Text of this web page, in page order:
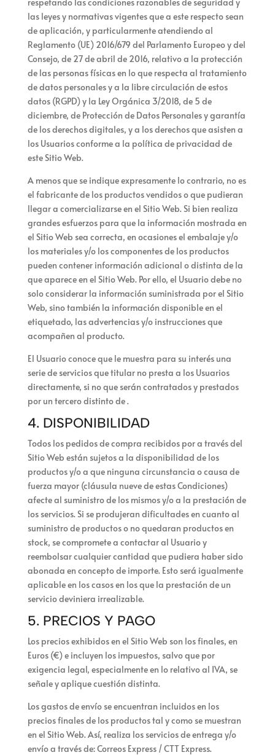
las leyes y normativas vigentes que a este respecto sean
de aplicación, y particularmente atendiendo al
Reglamento (UE) 2016/679 del Parlamento Europeo y del
Consejo, de 27 de abril de 2016, relativo a la protección
de las personas físicas en lo que respecta al tratamiento
de datos personales y a la libre circulación de estos
datos (RGPD) y la Ley Orgánica 3/2018, de 5 de
diciembre, de Protección de Datos Personales y garantía
de los derechos digitales, y a los derechos que asisten a
los Usuarios conforme a la política de privacidad de
este Sitio Web.
A menos que se indique expresamente lo contrario, no es
el fabricante de los productos vendidos o que pudieran
llegar a comercializarse en el Sitio Web. Si bien realiza
grandes esfuerzos para que la información mostrada en
el Sitio Web sea correcta, en ocasiones el embalaje y/o
los materiales y/o los componentes de los productos
pueden contener información adicional o distinta de la
que aparece en el Sitio Web. Por ello, el Usuario debe no
solo considerar la información suministrada por el Sitio
Web, sino también la información disponible en el
etiquetado, las advertencias y/o instrucciones que
acompañen al producto.
El Usuario conoce que le muestra para su interés una
serie de servicios que titular no presta a los Usuarios
directamente, si no que serán contratados y prestados
por un tercero distinto de.
4. DISPONIBILIDAD
Todos los pedidos de compra recibidos pora través del
Sitio Web están sujetos a la disponibilidad de los
productos y/o a que ninguna circunstancia o causa de
fuerza mayor (cláusula nueve de estas Condiciones)
afecte al suministro de los mismos y/o a la prestación de
los servicios. Si se produjeran dificultades en cuanto al
suministro de productos o no quedaran productos en
stock, se compromete a contactar al Usuario y
reembolsar cualquier cantidad que pudiera haber sido
abonada en concepto de importe. Esto será igualmente
aplicable en los casos en los que la prestación de un
servicio deviniera irrealizable.
5. PRECIOS Y PAGO
Los precios exhibidos en el Sitio Web son los finales, en
Euros (€) e incluyen los impuestos, salvo que por
exigencia legal, especialmente en lo relativo al IVA, se
señale y aplique cuestión distinta.
Los gastos de envío se encuentran incluidos en los
precios finales de los productos tal y como se muestran
en el Sitio Web. Así, realiza los servicios de entrega y/o
envío a través de:Correos Express / CTT Express.